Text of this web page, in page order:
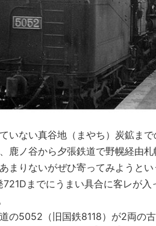
いない真谷地（まやち）炭鉱ま
ノ谷から夕張鉄道で野幌経由
まりないがぜひ寄ってみようとい
までにうまい具合に客レが
の5052（旧国鉄8118）が2両の